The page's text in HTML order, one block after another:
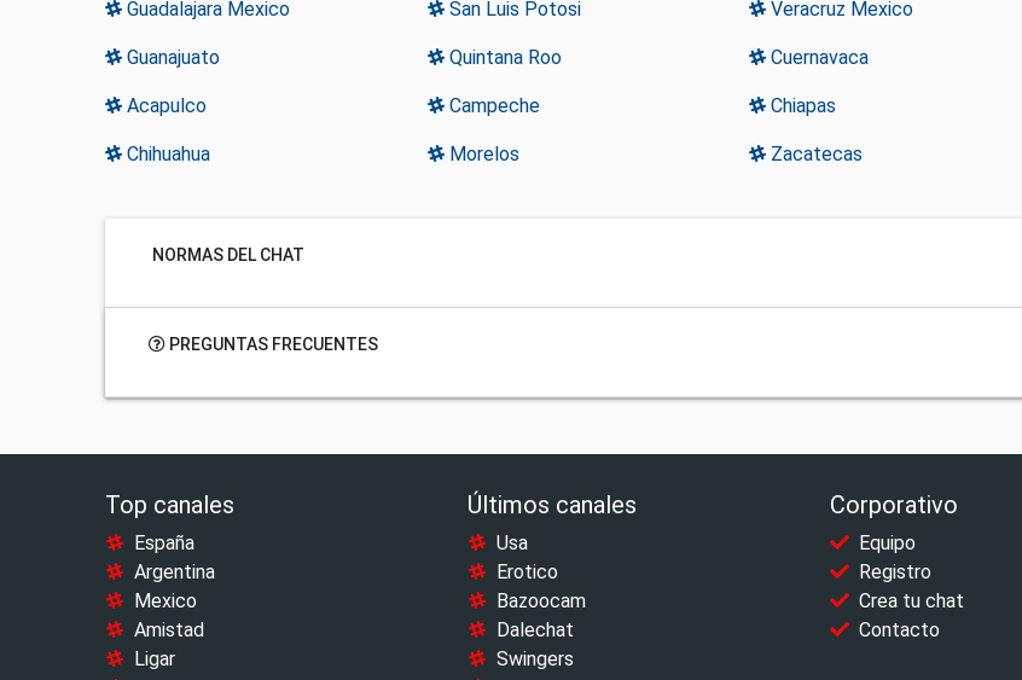
Guadalajara Mexico San Luis Potosi Veracruz Mexico
Guanajuato Quintana Roo Cuernavaca
Acapulco Campeche Chiapas
Chihuahua Morelos Zacatecas
NORMAS DEL CHAT
PREGUNTAS FRECUENTES
Top canales
España
Argentina
Mexico
Amistad
Ligar
Últimos canales
Usa
Erotico
Bazoocam
Dalechat
Swingers
Corporativo
Equipo
Registro
Crea tu chat
Contacto